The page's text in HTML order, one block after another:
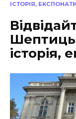
ІСТОРІЯ,
історія,